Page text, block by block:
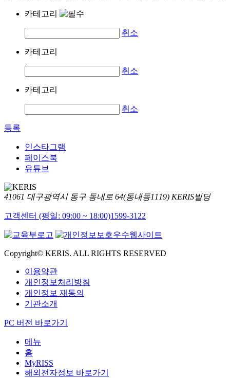
카테고리
취소
카테고리
취소
카테고리
취소
등록
인스타그램
페이스북
유튜브
41061 대구광역시 동구 동내로 64(동내동1119) KERIS빌딩
고객센터 (평일: 09:00 ~ 18:00)1599-3122
Copyright© KERIS. ALL RIGHTS RESERVED
이용약관
개인정보처리방침
개인정보 재동의
기관소개
PC 버전 바로가기
메뉴
홈
MyRISS
해외전자정보 바로가기